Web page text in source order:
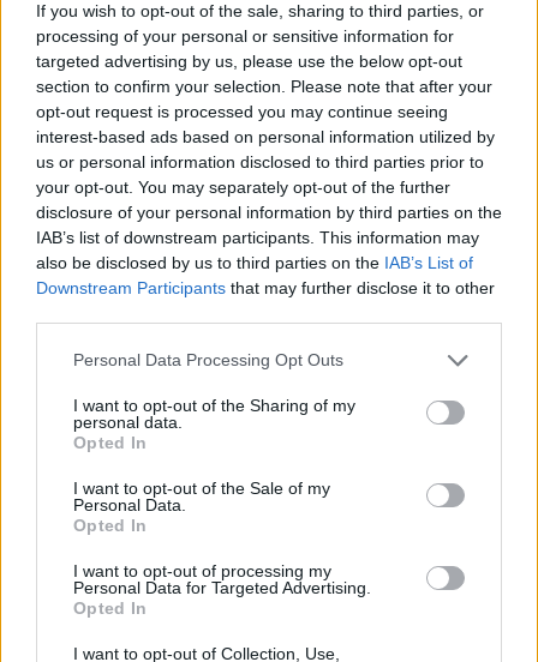
If you wish to opt-out of the sale, sharing to third parties, or
processing of your personal or sensitive information for
targeted advertising by us, please use the below opt-out
section to confirm your selection. Please note that after your
opt-out request is processed you may continue seeing
interest-based ads based on personal information utilized by
us or personal information disclosed to third parties prior to
your opt-out. You may separately opt-out of the further
disclosure of your personal information by third parties on the
IAB’s list of downstream participants. This information may
also be disclosed by us to third parties on the IAB’s List of
Downstream Participants that may further disclose it to other
Personal Data Processing Opt Outs
I want to opt-out of the Sharing of my
personal data.
Opted In
I want to opt-out of the Sale of my
Personal Data.
Opted In
I want to opt-out of processing my
Personal Data for Targeted Advertising.
Opted In
I want to opt-out of Collection, Use,
all’allenatore, allora più che preoccuparsi si può
tranquillamente sorridere.
Durante la “Partita del Cuore” il tecnico della
JuventusMassimiliano Allegriha accusato un
problema muscolare alla coscia destra, che l’ha
costretto ad uscire dal campo. L’allenatore
bianconero ha minimizzato l’accaduto: “Mi
divertivo, poi mi sono fatto male. Ma è solo una
piccola contrattura. Serata fantastica, pubblico
bellissimo”.
Autore